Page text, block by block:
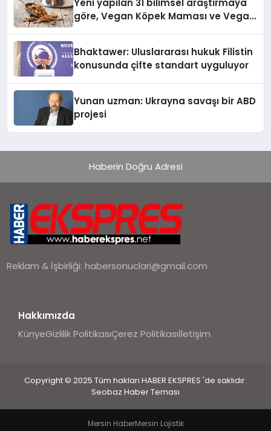
Yeni yapilan 31 bilimsel araştırmaya
göre, Vegan Köpek Maması ve Vegan
Bhaktawer: Uluslararası hukuk Filistin
konusunda çifte standart uyguluyor
Yunan uzman: Ukrayna savaşı bir ABD
projesi
Haberin Doğru Adresi
Reklam & İşbirliği:habersonuclari@gmail.com
Hakkımızda
KünyeGizlilik PolitikasıÇerez Politikasıİletişim
Copyright © 2025 Tüm hakları HABER EKSPRES 'de saklıdır.
Seobaz Haber Teması
Mersin HaberMersin Lojistik